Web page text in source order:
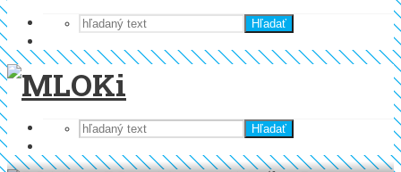
Hľadať
Hľadať